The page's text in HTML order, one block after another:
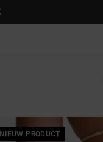
NIEUW PRODUCT